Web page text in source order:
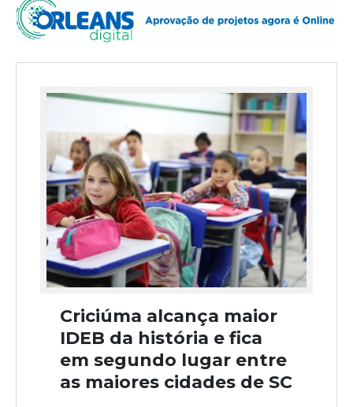
Criciúma alcança maior
IDEB da história e fica
em segundo lugar entre
as maiores cidades de SC